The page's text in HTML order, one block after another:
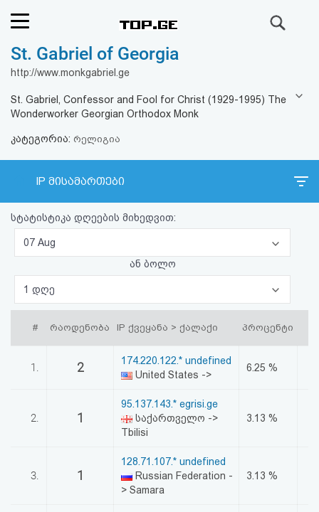
რეიტინგი
კითხვა-
პასუხი
ავტორიზაცია
პაროლის
აღდგენა
HTML
და
St. Gabriel of Georgia
http://www.monkgabriel.ge
St. Gabriel, Confessor and Fool for Christ (1929-1995) The
Wonderworker Georgian Orthodox Monk
კატეგორია: რელიგია
IP მისამართები
სტატისტიკა დღეების მიხედვით:
07 Aug
ან ბოლო
1 დღე
# რაოდენობა IP ქვეყანა > ქალაქი პროცენტი
1. 2
174.220.122.* undefined
United States ->
6.25 %
2. 1
95.137.143.* egrisi.ge
საქართველო ->
Tbilisi
3.13 %
3. 1
128.71.107.* undefined
Russian Federation -
> Samara
3.13 %